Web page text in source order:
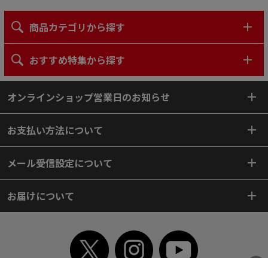
商品カテゴリから探す
おすすめ特集から探す
オンラインショップ営業日のお知らせ
お支払い方法について
メール受信設定について
お届けについて